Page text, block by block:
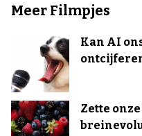
Meer Filmpjes
Kan AI
Zette